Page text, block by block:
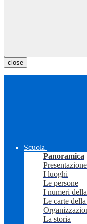
close
Scuola
Panoramica
Presentazione
I luoghi
Le persone
I numeri
Le carte della
La storia